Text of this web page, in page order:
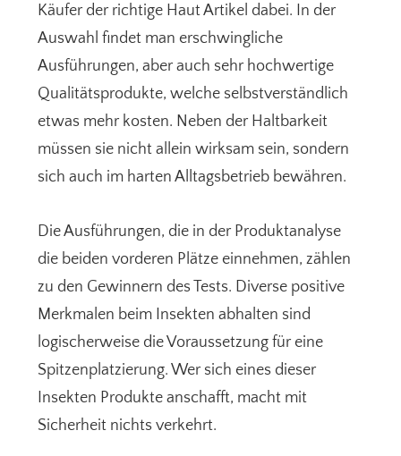
Käufer der richtige Haut Artikel dabei. In der
Auswahl findet man erschwingliche
Ausführungen, aber auch sehr hochwertige
Qualitätsprodukte, welche selbstverständlich
etwas mehr kosten. Neben der Haltbarkeit
müssen sie nicht allein wirksam sein, sondern
sich auch im harten Alltagsbetrieb bewähren.
Die Ausführungen, die in der Produktanalyse
die beiden vorderen Plätze einnehmen, zählen
zu den Gewinnern des Tests. Diverse positive
Merkmalen beim Insekten abhalten sind
logischerweise die Voraussetzung für eine
Spitzenplatzierung. Wer sich eines dieser
Insekten Produkte anschafft, macht mit
Sicherheit nichts verkehrt.